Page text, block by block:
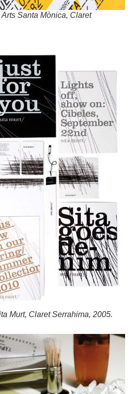
Santa Mònica, Claret
Murt, Claret Serrahima, 2005.